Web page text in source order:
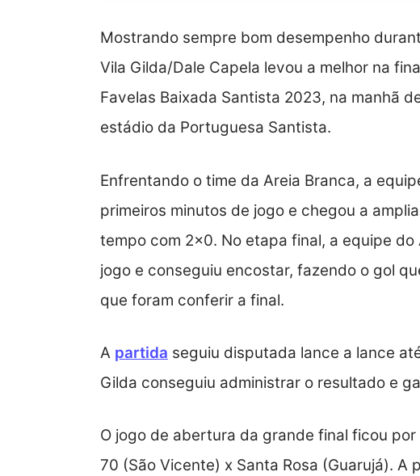
Mostrando sempre bom desempenho
Vila Gilda/Dale Capela levou a melhor na
Favelas Baixada Santista 2023, na manhã
estádio da Portuguesa Santista.
Enfrentando o time da Areia Branca, a
primeiros minutos de jogo e chegou a
tempo com 2×0. No etapa final, a equipe
jogo e conseguiu encostar, fazendo o gol
que foram conferir a final.
A partida seguiu disputada lance a lance
Gilda conseguiu administrar o resultado e
O jogo de abertura da grande final ficou
70 (São Vicente) x Santa Rosa (Guarujá).